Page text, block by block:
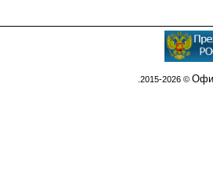
.2015-2026 ©